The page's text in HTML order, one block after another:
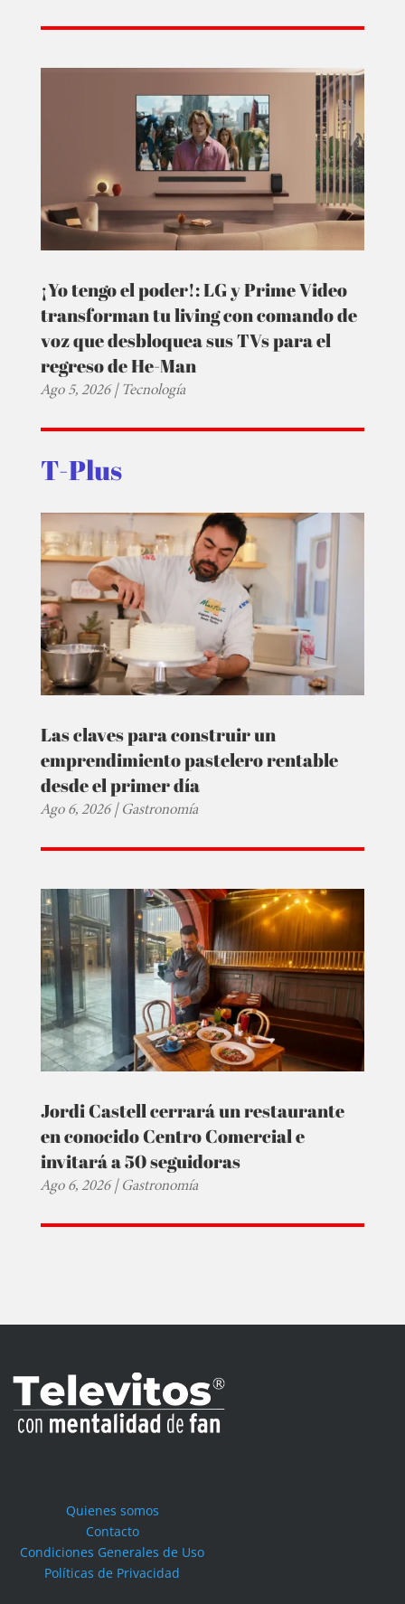
¡Yo tengo el poder!: LG y Prime Video
transforman tu living con comando de
voz que desbloquea sus TVs para el
regreso de He-Man
Ago 5, 2026|Tecnología
T-Plus
Las claves para construir un
emprendimiento pastelero rentable
desde el primer día
Ago 6, 2026|Gastronomía
Jordi Castell cerrará un restaurante
en conocido Centro Comercial e
invitará a 50 seguidoras
Ago 6, 2026|Gastronomía
Quienes somos
Contacto
Condiciones Generales de Uso
Políticas de Privacidad